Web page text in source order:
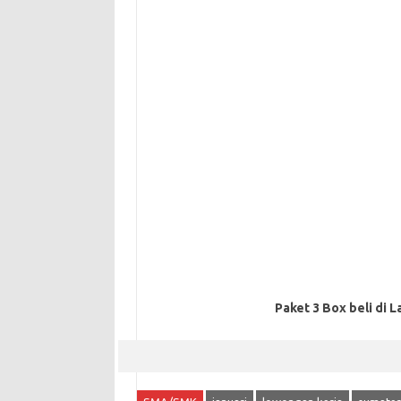
Paket 3 Box beli di